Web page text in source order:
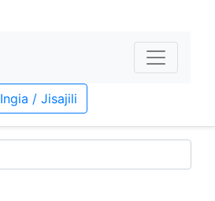
Ingia / Jisajili